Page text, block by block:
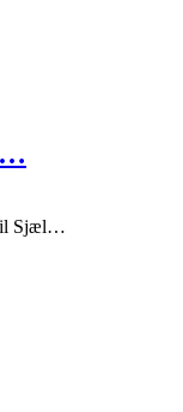
til Sjæl…